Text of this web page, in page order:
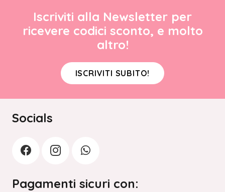
Iscriviti alla Newsletter per
ricevere codici sconto, e molto
altro!
ISCRIVITI SUBITO!
Socials
Pagamenti sicuri con: